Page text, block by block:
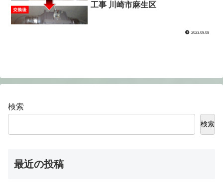
工事 川崎市麻生区
2023.09.08
検索
検索
最近の投稿